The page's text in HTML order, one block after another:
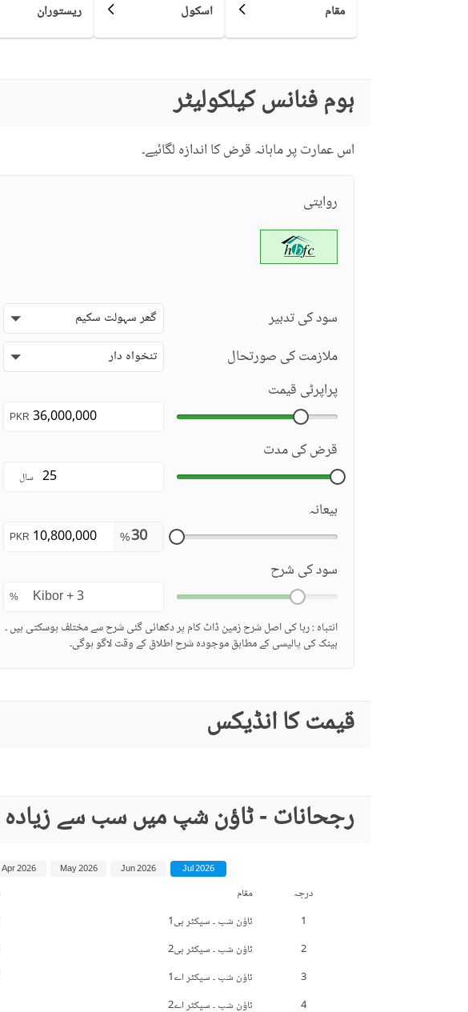
مقام اسکول ریستوران
ہوم فنانس کیلکولیٹر
اس عمارت پر ماہانہ قرض کا اندازہ لگائیے۔
روایتی
سود کی تدبیر گھر سہولت سکیم
ملازمت کی صورتحال تنخواہ دار
پراپرٹی قیمت
PKR
قرض کی مدت
سال
بیعانہ
%
PKR
سود کی شرح
%
انتباہ : ربا کی اصل شرح زمین ڈاٹ کام پر دکھائی گئی شرح سے مختلف ہوسکتی ہیں ۔
بینک کی پالیسی کے مطابق موجودہ شرح اطلاق کے وقت لاگو ہوگی۔
قیمت کا انڈیکس
رجحانات - ٹاؤن شپ میں سب سے زیادہ
درجہ مقام
1
ٹاؤن شپ ۔ سیکٹر بی1
2
ٹاؤن شپ ۔ سیکٹر بی2
3
ٹاؤن شپ ۔ سیکٹر اے1
4
ٹاؤن شپ ۔ سیکٹر اے2
Jul 2026
Jun 2026
May 2026
Apr 2026